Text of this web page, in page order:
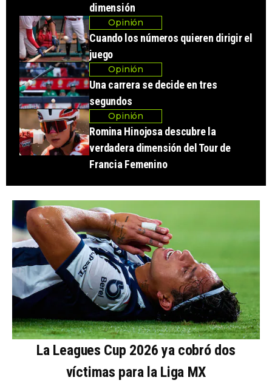
dimensión
Opinión
Cuando los números quieren dirigir el
juego
Opinión
Una carrera se decide en tres
segundos
Opinión
Romina Hinojosa descubre la
verdadera dimensión del Tour de
Francia Femenino
La Leagues Cup 2026 ya cobró dos
víctimas para la Liga MX